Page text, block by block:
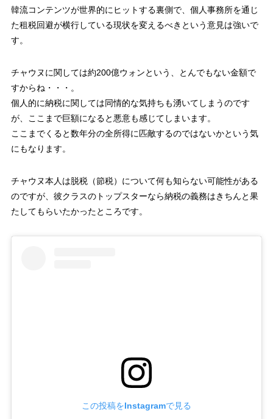
韓流コンテンツが世界的にヒットする裏側で、個人事務所を通じ
た租税回避が横行している現状を変えるべきという意見は強いで
す。
チャウヌに関しては約200億ウォンという、とんでもない金額で
すからね・・・。
個人的に納税に関しては同情的な気持ちも湧いてしまうのです
が、ここまで巨額になると悪意も感じてしまいます。
ここまでくると数年分の全所得に匹敵するのではないかという気
にもなります。
チャウヌ本人は脱税（節税）について何も知らない可能性がある
のですが、彼クラスのトップスターなら納税の義務はきちんと果
たしてもらいたかったところです。
この投稿をInstagramで見る